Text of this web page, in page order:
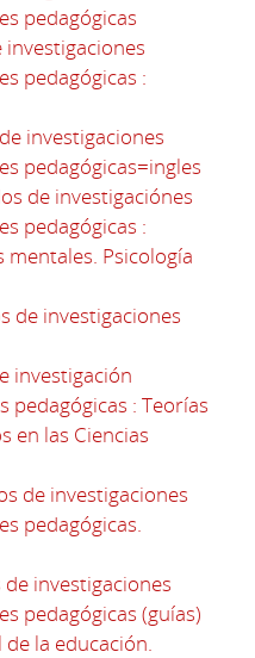
pedagógicas
pedagógicas :
investigaciones
pedagógicas=ingles
de investigaciónes
pedagógicas :
mentales. Psicología
de investigaciones
investigación
pedagógicas : Teorías
en las Ciencias
de investigaciones
pedagógicas.
investigaciones
pedagógicas (guías)
la educación.